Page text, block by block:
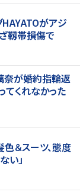
HAYATOがアジ
靱帯損傷で
奈が婚約指輪返
てくれなかった
色＆スーツ、態度
い」